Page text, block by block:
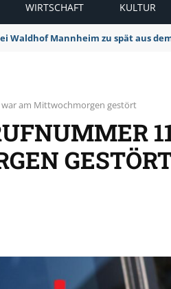
WIRTSCHAFT KULTUR
Waldhof Mannheim zu spät aus
am Mittwochmorgen gestört